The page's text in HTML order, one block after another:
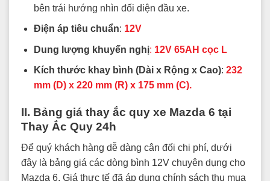
bên trái hướng nhìn đối diện đầu xe.
Điện áp tiêu chuẩn: 12V
Dung lượng khuyến nghị: 12V 65AH cọc L
Kích thước khay bình (Dài x Rộng x Cao): 232
mm (D) x 220 mm (R) x 175 mm (C).
II. Bảng giá thay ắc quy xe Mazda 6 tại
Thay Ắc Quy 24h
Để quý khách hàng dễ dàng cân đối chi phí, dưới
đây là bảng giá các dòng bình 12V chuyên dụng cho
Mazda 6. Giá thực tế đã áp dụng chính sách thu mua